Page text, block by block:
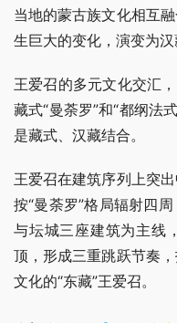
当地的蒙古族文化相互
生巨大的变化，演变为汉
王爱召的多元文化交汇
藏式“曼荼罗”和“都纲法
是藏式、汉藏结合。
王爱召在建筑序列上突
按“曼荼罗”格局辐射四
与坛城三座建筑为主线
顶，形成三重跳跃节奏
文化的“东藏”王爱召。